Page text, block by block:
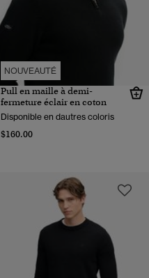
NOUVEAUTÉ
Pull en maille à demi-
fermeture éclair en coton
Disponible en dautres coloris
$160.00